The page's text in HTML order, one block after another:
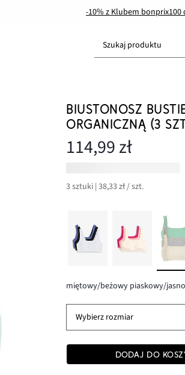
-10% z Klubem bonprix100
Szukaj produktu
BIUSTONOSZ
ORGANICZNĄ (3
114,99 zł
3 sztuki | 38,33 zł / szt.
miętowy/beżowy piaskowy/
Wybierz rozmiar
DODAJ DO